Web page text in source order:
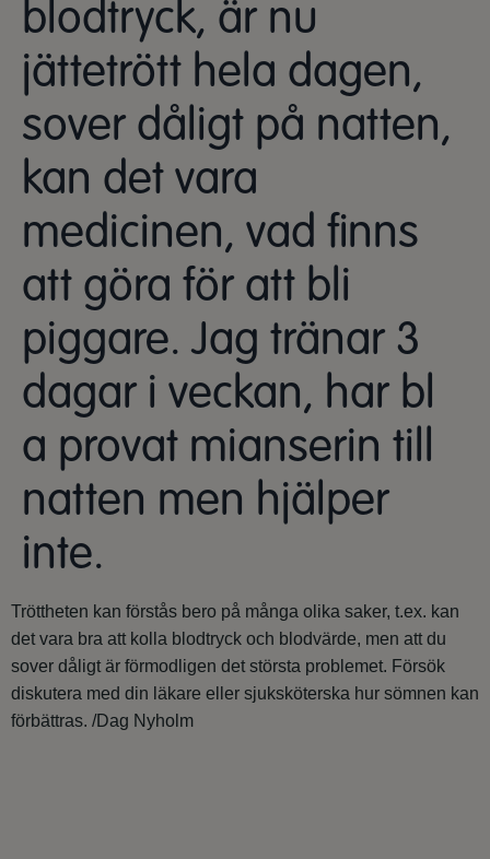
blodtryck, är nu
jättetrött hela dagen,
sover dåligt på natten,
kan det vara
medicinen, vad finns
att göra för att bli
piggare. Jag tränar 3
dagar i veckan, har bl
a provat mianserin till
natten men hjälper
inte.
Tröttheten kan förstås bero på många olika saker, t.ex. kan
det vara bra att kolla blodtryck och blodvärde, men att du
sover dåligt är förmodligen det största problemet. Försök
diskutera med din läkare eller sjuksköterska hur sömnen kan
förbättras. /Dag Nyholm